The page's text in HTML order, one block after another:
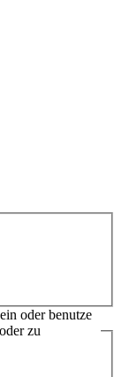
oder benutze
zu